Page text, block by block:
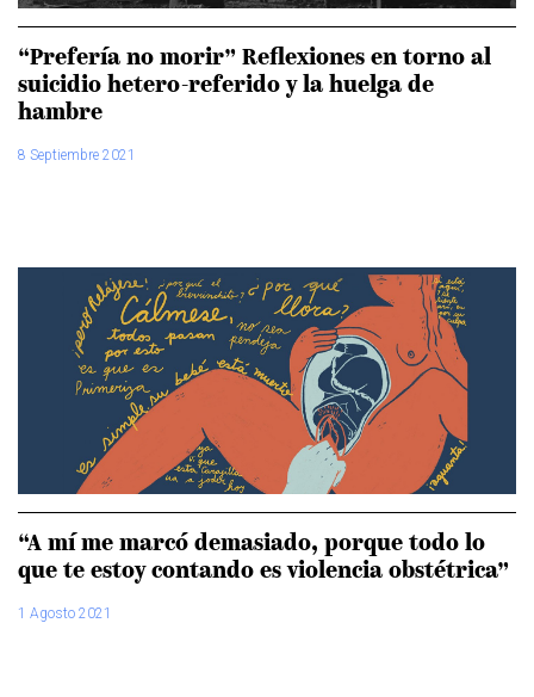
“Prefería no morir” Reflexiones en torno al
suicidio hetero-referido y la huelga de
hambre
8 Septiembre 2021
“A mí me marcó demasiado, porque todo lo
que te estoy contando es violencia obstétrica”
1 Agosto 2021